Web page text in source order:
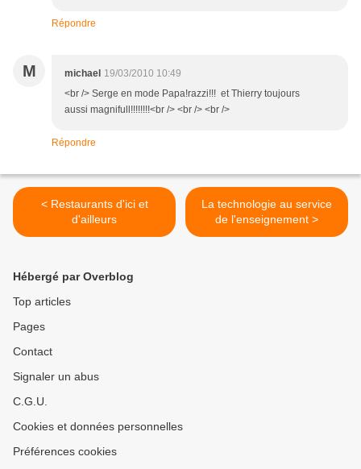
Répondre
M michael 19/03/2010 10:49
<br /> Serge en mode Papa!razzi!!! et Thierry toujours
aussi magnifull!!!!!!!!<br /> <br /> <br />
Répondre
< Restaurants d'ici et
d'ailleurs
La technologie au service
de l'enseignement >
Hébergé par Overblog
Top articles
Pages
Contact
Signaler un abus
C.G.U.
Cookies et données personnelles
Préférences cookies